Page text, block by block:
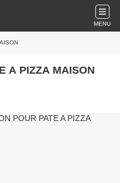
MENU
A PIZZA MAISON